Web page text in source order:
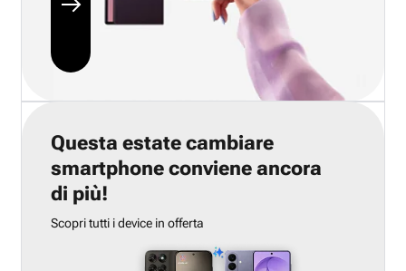
Questa estate cambiare
smartphone conviene ancora
di più!
Scopri tutti i device in offerta